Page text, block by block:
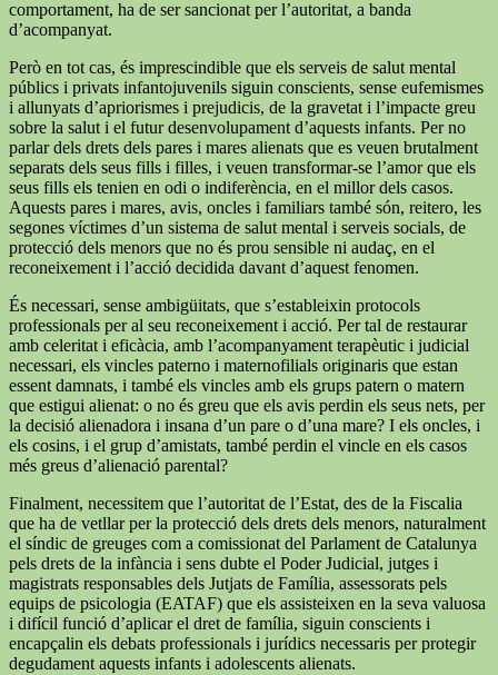
comportament, ha de ser sancionat per l’autoritat, a banda
d’acompanyat.
Però en tot cas, és imprescindible que els serveis de salut mental
públics i privats infantojuvenils siguin conscients, sense eufemismes
i allunyats d’apriorismes i prejudicis, de la gravetat i l’impacte greu
sobre la salut i el futur desenvolupament d’aquests infants. Per no
parlar dels drets dels pares i mares alienats que es veuen brutalment
separats dels seus fills i filles, i veuen transformar-se l’amor que els
seus fills els tenien en odi o indiferència, en el millor dels casos.
Aquests pares i mares, avis, oncles i familiars també són, reitero, les
segones víctimes d’un sistema de salut mental i serveis socials, de
protecció dels menors que no és prou sensible ni audaç, en el
reconeixement i l’acció decidida davant d’aquest fenomen.
És necessari, sense ambigüitats, que s’estableixin protocols
professionals per al seu reconeixement i acció. Per tal de restaurar
amb celeritat i eficàcia, amb l’acompanyament terapèutic i judicial
necessari, els vincles paterno i maternofilials originaris que estan
essent damnats, i també els vincles amb els grups patern o matern
que estigui alienat: o no és greu que els avis perdin els seus nets, per
la decisió alienadora i insana d’un pare o d’una mare? I els oncles, i
els cosins, i el grup d’amistats, també perdin el vincle en els casos
més greus d’alienació parental?
Finalment, necessitem que l’autoritat de l’Estat, des de la Fiscalia
que ha de vetllar per la protecció dels drets dels menors, naturalment
el síndic de greuges com a comissionat del Parlament de Catalunya
pels drets de la infància i sens dubte el Poder Judicial, jutges i
magistrats responsables dels Jutjats de Família, assessorats pels
equips de psicologia (EATAF) que els assisteixen en la seva valuosa
i difícil funció d’aplicar el dret de família, siguin conscients i
encapçalin els debats professionals i jurídics necessaris per protegir
degudament aquests infants i adolescents alienats.